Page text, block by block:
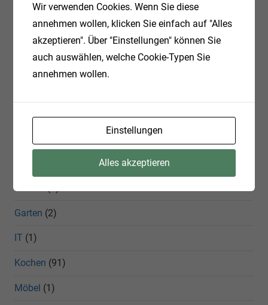
KATEGORIEN
Allgemein(9)
Datenbanken(5)
Erweiterungen
Garten (2)
IT (1)
Kochen (91)
Möbel (1)
Wir verwenden Cookies. Wenn Sie diese
annehmen wollen, klicken Sie einfach auf "Alles
akzeptieren". Über "Einstellungen" können Sie
auch auswählen, welche Cookie-Typen Sie
annehmen wollen.
Einstellungen
Alles akzeptieren